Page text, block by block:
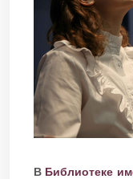
В Библиотеке